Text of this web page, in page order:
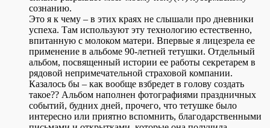
сознанию.
Это я к чему – в этих краях не слышали про дневники
успеха. Там используют эту технологию естественно,
впитанную с молоком матери. Впервые я лицезрела ее
применение в альбоме 90-летней тетушки. Отдельный
альбом, посвященный истории ее работы секретарем в
рядовой непримечательной страховой компании.
Казалось бы – как вообще взбредет в голову создать
такое?? Альбом наполнен фотографиями праздничных
событий, будних дней, прочего, что тетушке было
интересно или приятно вспомнить, благодарственными